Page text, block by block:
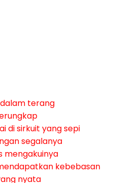
terang
di sirkuit yang sepi
segalanya
mengakuinya
kebebasan
nyata